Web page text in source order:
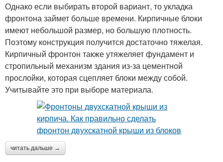
Однако если выбирать второй вариант, то укладка
фронтона займет больше времени. Кирпичные блоки
имеют небольшой размер, но большую плотность.
Поэтому конструкция получится достаточно тяжелая.
Кирпичный фронтон также утяжеляет фундамент и
стропильный механизм здания из-за цементной
прослойки, которая сцепляет блоки между собой.
Учитывайте это при выборе материала.
читать дальше →